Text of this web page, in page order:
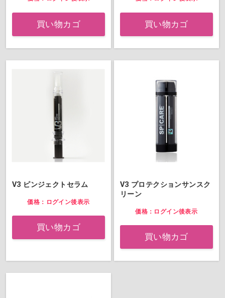
買い物カゴ 買い物カゴ
V3 ピンジェクトセラム
価格：ログイン後表示
買い物カゴ
V3 プロテクションサンスク
リーン
価格：ログイン後表示
買い物カゴ